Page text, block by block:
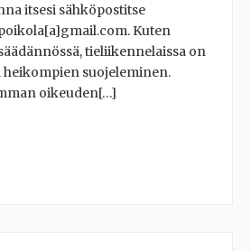
itsesi sähköpostitse
Kuten
tieliikennelaissa on
heikompien suojeleminen.
oikeuden[…]